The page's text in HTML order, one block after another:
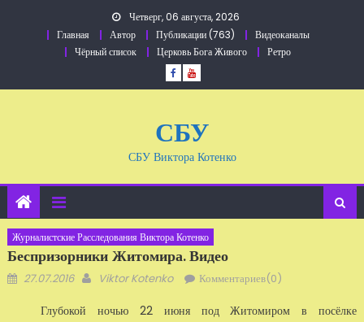
Четверг, 06 августа, 2026
Главная
Автор Публикации (763)
Видеоканалы
Чёрный список
Церковь Бога Живого Ретро
СБУ
СБУ Виктора Котенко
Журналистские Расследования Виктора Котенко
Беспризорники Житомира. Видео
Добавлено
27.07.2016 Автор
Viktor Kotenko Комментариев(0)
Глубокой ночью 22 июня под Житомиром в посёлке